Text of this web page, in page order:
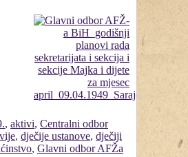
, aktivi, Centralni odbor
, dječije ustanove, dječiji
, Glavni odbor AFŽa